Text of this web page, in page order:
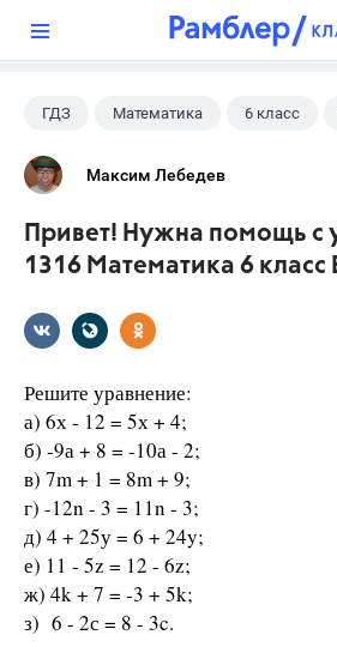
ГДЗ Математика 6 класс
Виленкин Н.Я.
Максим Лебедев
Привет! Нужна помощь с
1316 Математика 6 класс
Решите уравнение:
а) 6х - 12 = 5х + 4;
б) -9а + 8 = -10а - 2;
в) 7m + 1 = 8m + 9;
г) -12n - 3 = 11n - 3;
д) 4 + 25у = 6 + 24y;
е) 11 - 5z = 12 - 6z;
ж) 4k + 7 = -3 + 5k;
з) 6 - 2с = 8 - 3c.